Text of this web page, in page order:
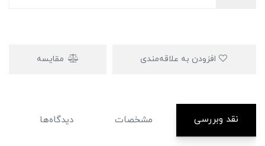
مقایسه
نقد وبررسی مشخصات دیدگاه‌ها